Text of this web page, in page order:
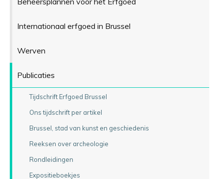
Internationaal erfgoed in Brussel
Werven
Publicaties
Tijdschrift Erfgoed Brussel
Ons tijdschrift per artikel
Brussel, stad van kunst en geschiedenis
Reeksen over archeologie
Rondleidingen
Expositieboekjes